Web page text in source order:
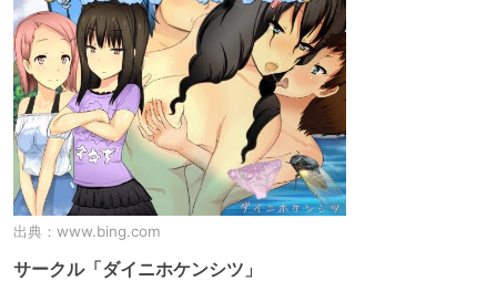
出典： www.bing.com
サークル「ダイニホケンシツ」